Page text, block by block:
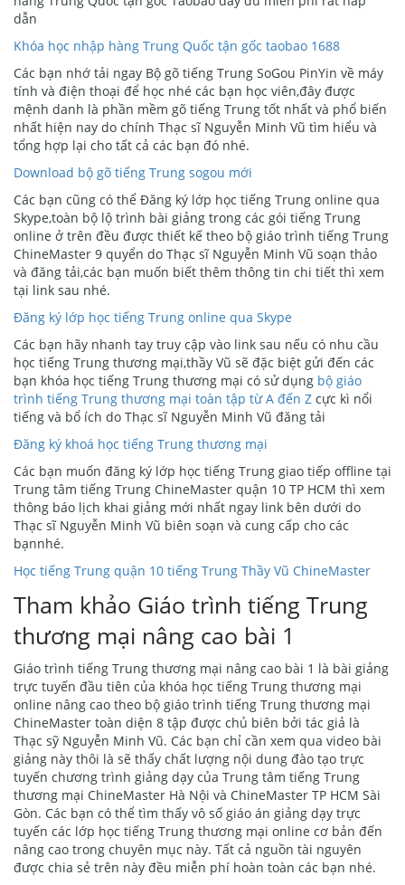
dẫn
Khóa học nhập hàng Trung Quốc tận gốc taobao 1688
Các bạn nhớ tải ngay Bộ gõ tiếng Trung SoGou PinYin về máy
tính và điện thoại để học nhé các bạn học viên,đây được
mệnh danh là phần mềm gõ tiếng Trung tốt nhất và phổ biến
nhất hiện nay do chính Thạc sĩ Nguyễn Minh Vũ tìm hiểu và
tổng hợp lại cho tất cả các bạn đó nhé.
Download bộ gõ tiếng Trung sogou mới
Các bạn cũng có thể Đăng ký lớp học tiếng Trung online qua
Skype,toàn bộ lộ trình bài giảng trong các gói tiếng Trung
online ở trên đều được thiết kế theo bộ giáo trình tiếng Trung
ChineMaster 9 quyển do Thạc sĩ Nguyễn Minh Vũ soạn thảo
và đăng tải,các bạn muốn biết thêm thông tin chi tiết thì xem
tại link sau nhé.
Đăng ký lớp học tiếng Trung online qua Skype
Các bạn hãy nhanh tay truy cập vào link sau nếu có nhu cầu
học tiếng Trung thương mại,thầy Vũ sẽ đặc biệt gửi đến các
bạn khóa học tiếng Trung thương mại có sử dụng bộ giáo
trình tiếng Trung thương mại toàn tập từ A đến Z cực kì nổi
tiếng và bổ ích do Thạc sĩ Nguyễn Minh Vũ đăng tải
Đăng ký khoá học tiếng Trung thương mại
Các bạn muốn đăng ký lớp học tiếng Trung giao tiếp offline tại
Trung tâm tiếng Trung ChineMaster quận 10 TP HCM thì xem
thông báo lịch khai giảng mới nhất ngay link bên dưới do
Thạc sĩ Nguyễn Minh Vũ biên soạn và cung cấp cho các
bạnnhé.
Học tiếng Trung quận 10 tiếng Trung Thầy Vũ ChineMaster
Tham khảo Giáo trình tiếng Trung
thương mại nâng cao bài 1
Giáo trình tiếng Trung thương mại nâng cao bài 1 là bài giảng
trực tuyến đầu tiên của khóa học tiếng Trung thương mại
online nâng cao theo bộ giáo trình tiếng Trung thương mại
ChineMaster toàn diện 8 tập được chủ biên bởi tác giả là
Thạc sỹ Nguyễn Minh Vũ. Các bạn chỉ cần xem qua video bài
giảng này thôi là sẽ thấy chất lượng nội dung đào tạo trực
tuyến chương trình giảng dạy của Trung tâm tiếng Trung
thương mại ChineMaster Hà Nội và ChineMaster TP HCM Sài
Gòn. Các bạn có thể tìm thấy vô số giáo án giảng dạy trực
tuyến các lớp học tiếng Trung thương mại online cơ bản đến
nâng cao trong chuyên mục này. Tất cả nguồn tài nguyên
được chia sẻ trên này đều miễn phí hoàn toàn các bạn nhé.